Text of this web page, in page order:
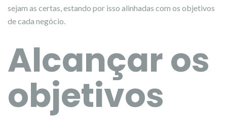
sejam as certas, estando por isso alinhadas com os objetivos
de cada negócio.
Alcançar os
objetivos